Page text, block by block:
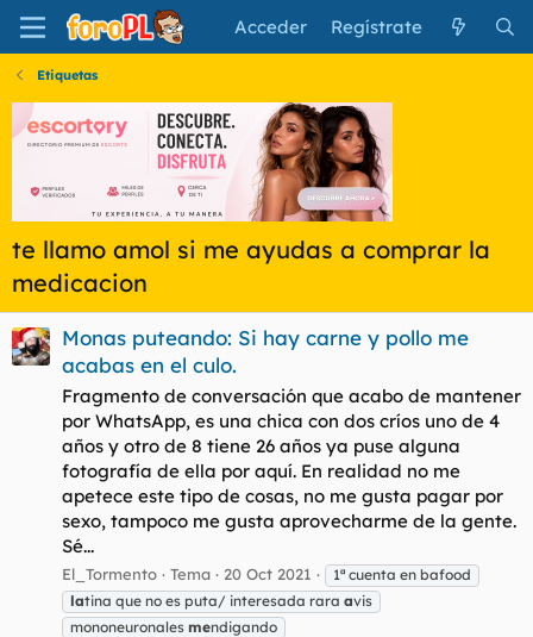
Acceder Regístrate
Etiquetas
te llamo amol si me ayudas a comprar la
medicacion
Monas puteando: Si hay carne y pollo me
acabas en el culo.
Fragmento de conversación que acabo de mantener
por WhatsApp, es una chica con dos críos uno de 4
años y otro de 8 tiene 26 años ya puse alguna
fotografía de ella por aquí. En realidad no me
apetece este tipo de cosas, no me gusta pagar por
sexo, tampoco me gusta aprovecharme de la gente.
Sé...
El_Tormento Tema 20 Oct 2021
1ª cuenta en bafood
latina que no es puta/ interesada rara avis
mononeuronales mendigando